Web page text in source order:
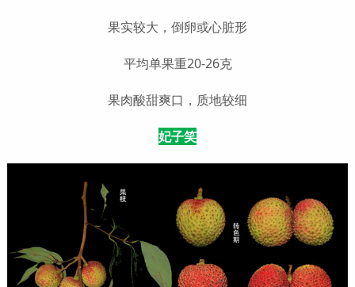
果实较大，倒卵或心脏形
平均单果重20-26克
果肉酸甜爽口，质地较细
妃子笑